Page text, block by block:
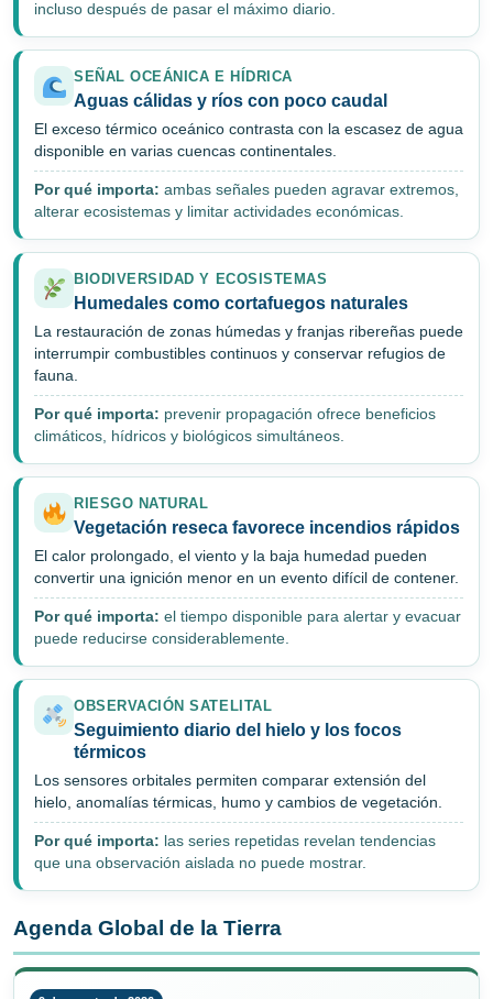
incluso después de pasar el máximo diario.
SEÑAL OCEÁNICA E HÍDRICA
Aguas cálidas y ríos con poco caudal
El exceso térmico oceánico contrasta con la escasez de agua
disponible en varias cuencas continentales.
Por qué importa: ambas señales pueden agravar extremos,
alterar ecosistemas y limitar actividades económicas.
BIODIVERSIDAD Y ECOSISTEMAS
Humedales como cortafuegos naturales
La restauración de zonas húmedas y franjas ribereñas puede
interrumpir combustibles continuos y conservar refugios de
fauna.
Por qué importa: prevenir propagación ofrece beneficios
climáticos, hídricos y biológicos simultáneos.
RIESGO NATURAL
Vegetación reseca favorece incendios rápidos
El calor prolongado, el viento y la baja humedad pueden
convertir una ignición menor en un evento difícil de contener.
Por qué importa: el tiempo disponible para alertar y evacuar
puede reducirse considerablemente.
OBSERVACIÓN SATELITAL
Seguimiento diario del hielo y los focos
térmicos
Los sensores orbitales permiten comparar extensión del
hielo, anomalías térmicas, humo y cambios de vegetación.
Por qué importa: las series repetidas revelan tendencias
que una observación aislada no puede mostrar.
Agenda Global de la Tierra